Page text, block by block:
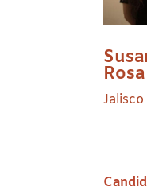
Jalisco